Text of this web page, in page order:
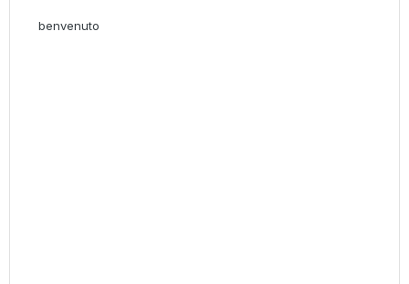
benvenuto